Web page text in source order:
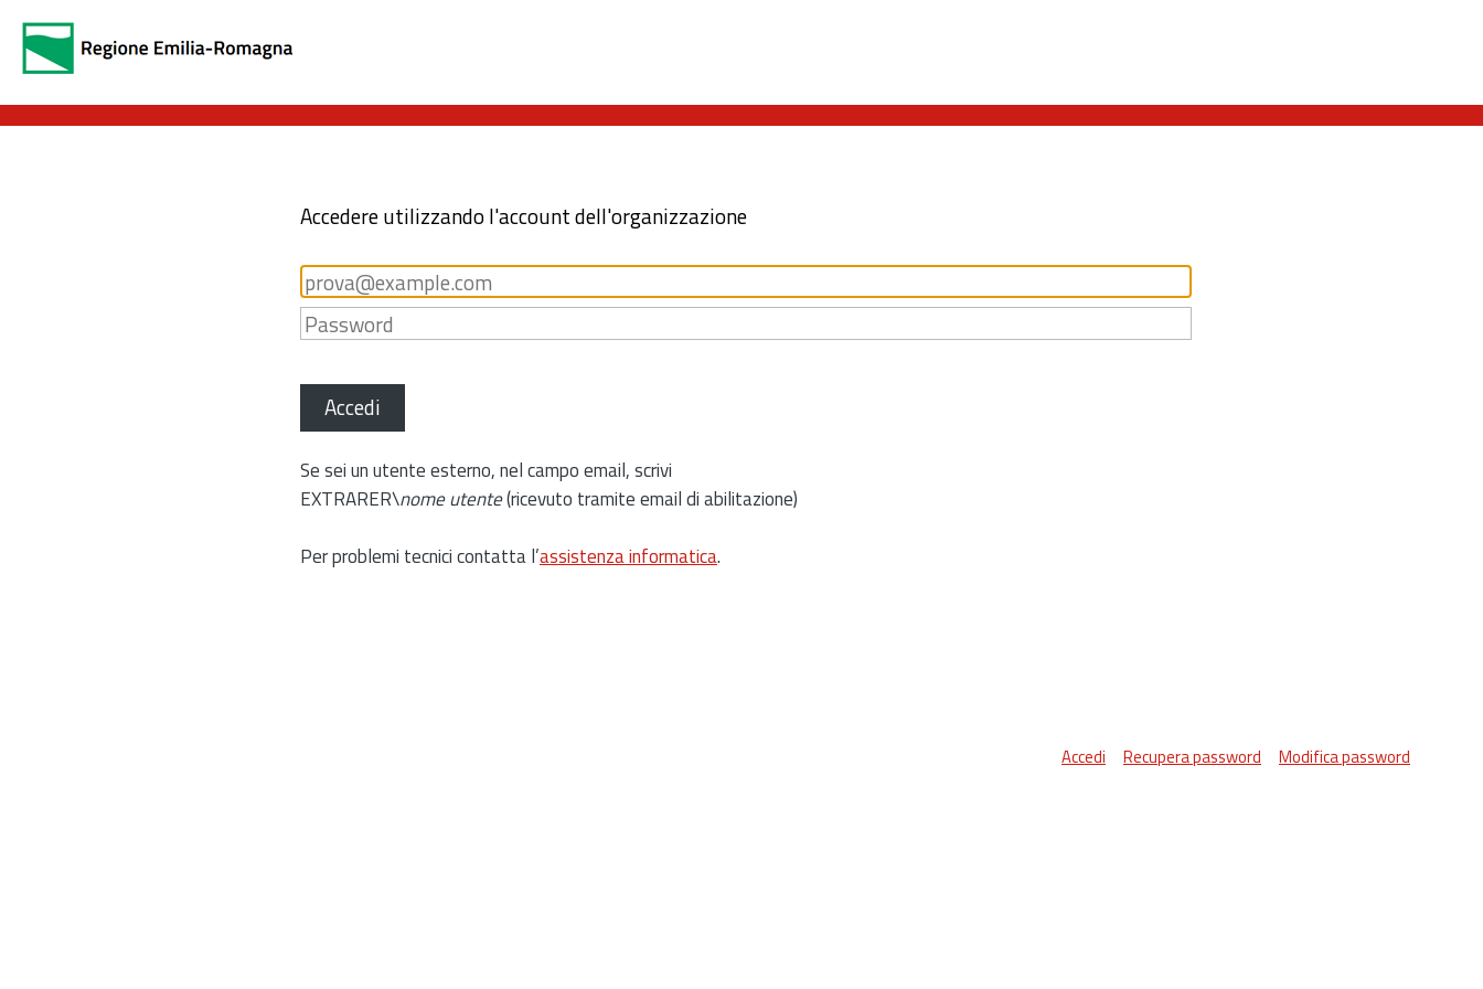
Accedere utilizzando l'account dell'organizzazione
Accedi
Se sei un utente esterno, nel campo email, scrivi
EXTRARER\nome utente(ricevuto tramite email di abilitazione)
Per problemi tecnici contatta l’assistenza informatica.
Accedi Recupera password Modifica password